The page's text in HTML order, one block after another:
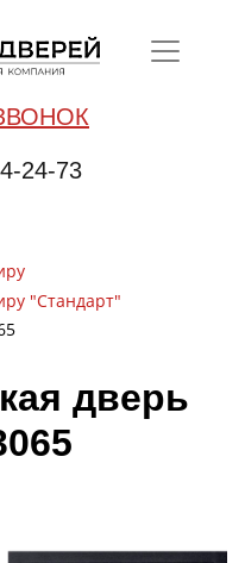
24-73
"Стандарт"
дверь